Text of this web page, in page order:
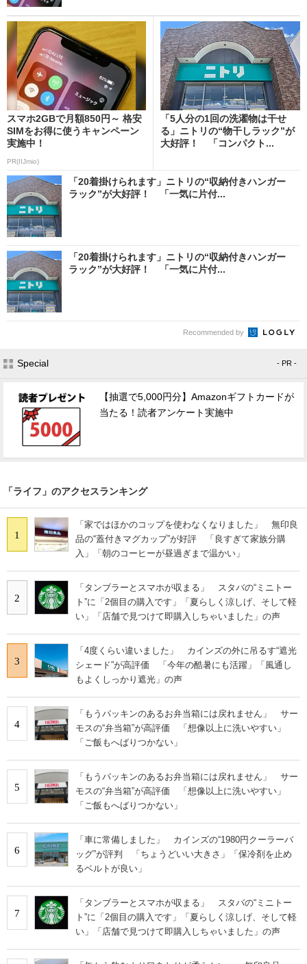
スマホ2GBで月額850円～ 格安
SIMをお得に使うキャンペーン
実施中！
PR(IIJmio)
「5人分の1回の洗濯物は干せ
る」ニトリの“物干しラック”が
大好評！ 「コンパクト...
「20着掛けられます」ニトリの“収納付きハンガー
ラック”が大好評！ 「一気に片付...
「20着掛けられます」ニトリの“収納付きハンガー
ラック”が大好評！ 「一気に片付...
Recommended by
Special - PR -
【抽選で5,000円分】Amazonギフトカードが
当たる！読者アンケート実施中
「ライフ」のアクセスランキング
1
「家ではほかのコップを使わなくなりました」 無印良
品の“蓋付きマグカップ”が好評 「良すぎて家族分購
入」「朝のコーヒーが昼過ぎまで温かい」
2
「タンブラーとスマホが収まる」 スタバの“ミニトー
ト”に「2個目の購入です」「夏らしく涼しげ、そして軽
い」「店舗で見つけて即購入しちゃいました」の声
3
「4度くらい違いました」 カインズの外に吊るす“遮光
シェード”が高評価 「今年の酷暑にも活躍」「風通し
もよくしっかり遮光」の声
4
「もうパッキンのあるお弁当箱には戻れません」 サー
モスの“弁当箱”が高評価 「想像以上に洗いやすい」
「ご飯もへばりつかない」
5
「もうパッキンのあるお弁当箱には戻れません」 サー
モスの“弁当箱”が高評価 「想像以上に洗いやすい」
「ご飯もへばりつかない」
6
「車に常備しました」 カインズの“1980円クーラーバ
ッグ”が評判 「ちょうどいい大きさ」「保冷剤を止め
るベルトが良い」
7
「タンブラーとスマホが収まる」 スタバの“ミニトー
ト”に「2個目の購入です」「夏らしく涼しげ、そして軽
い」「店舗で見つけて即購入しちゃいました」の声